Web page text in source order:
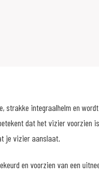
strakke integraalhelm en
dat het vizier voorzien
je vizier aanslaat.
en voorzien van een